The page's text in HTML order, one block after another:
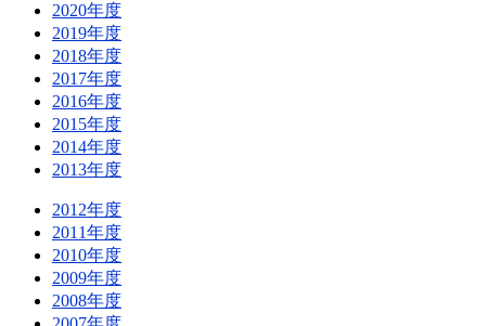
2020年度
2019年度
2018年度
2017年度
2016年度
2015年度
2014年度
2013年度
2012年度
2011年度
2010年度
2009年度
2008年度